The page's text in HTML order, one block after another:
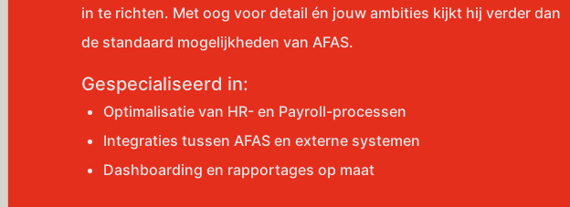
in te richten. Met oog voor detail én jouw ambities kijkt hij verder dan
de standaard mogelijkheden van AFAS.
Gespecialiseerd in:
Optimalisatie van HR- en Payroll-processen
Integraties tussen AFAS en externe systemen
Dashboarding en rapportages op maat